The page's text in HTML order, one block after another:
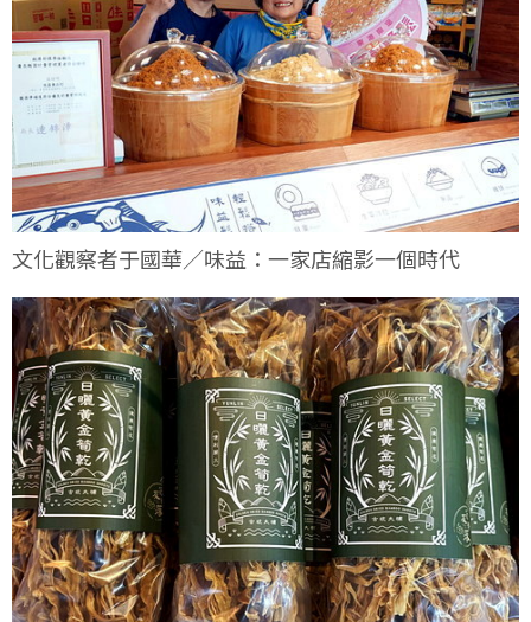
文化觀察者于國華／味益：一家店縮影一個時代